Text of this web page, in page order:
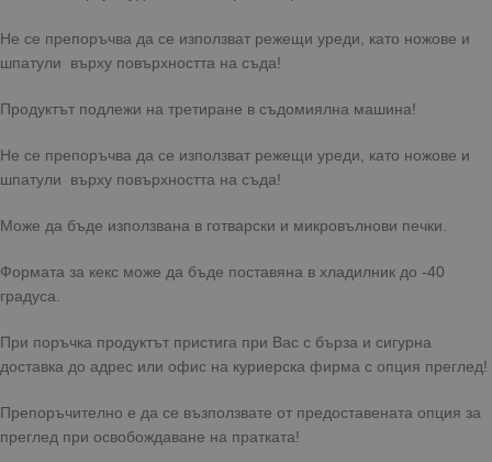
Не се препоръчва да се използват режещи уреди, като ножове и
шпатули върху повърхността на съда!
Продуктът подлежи на третиране в съдомиялна машина!
Не се препоръчва да се използват режещи уреди, като ножове и
шпатули върху повърхността на съда!
Може да бъде използвана в готварски и микровълнови печки.
Формата за кекс може да бъде поставяна в хладилник до -40
градуса.
При поръчка продуктът пристига при Вас с бърза и сигурна
доставка до адрес или офис на куриерска фирма с опция преглед!
Препоръчително е да се възползвате от предоставената опция за
преглед при освобождаване на пратката!